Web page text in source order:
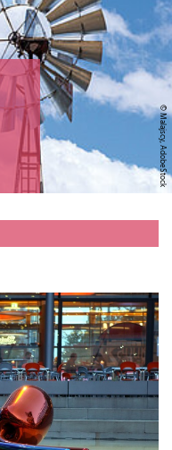
© Malajscy, AdobeStock